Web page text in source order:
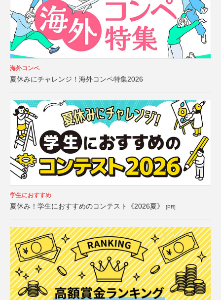
海外コンペ
夏休みにチャレンジ！海外コンペ特集2026
学生におすすめ
夏休み！学生におすすめのコンテスト《2026夏》 [PR]